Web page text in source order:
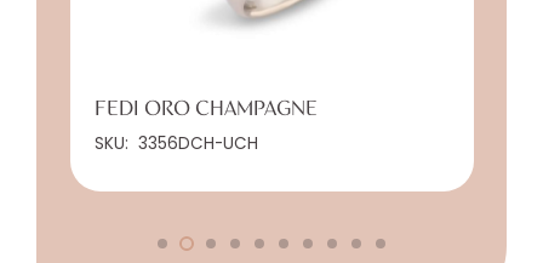
FEDI ORO CHAMPAGNE
SKU: 3356DCH-UCH